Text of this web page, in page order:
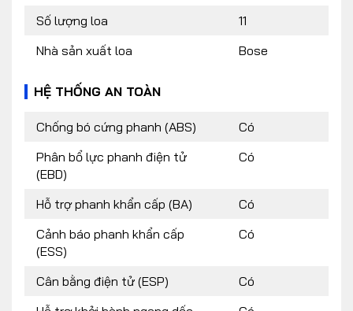
Số lượng loa
11
Nhà sản xuất loa
Bose
HỆ THỐNG AN TOÀN
Chống bó cứng phanh (ABS)
Có
Phân bổ lực phanh điện tử
(EBD)
Có
Hỗ trợ phanh khẩn cấp (BA)
Có
Cảnh báo phanh khẩn cấp
(ESS)
Có
Cân bằng điện tử (ESP)
Có